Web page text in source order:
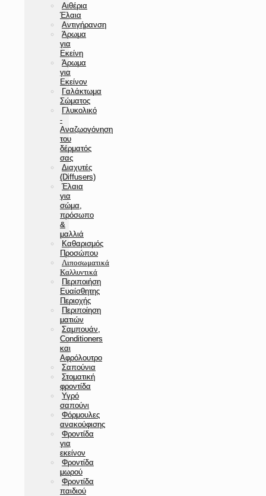
Αιθέρια
Έλαια
Αντιγήρανση
Άρωμα
για
Εκείνη
Άρωμα
για
Εκείνον
Γαλάκτωμα
Σώματος
Γλυκολικό
-
Αναζωογόνηση
του
δέρματός
σας
Διαχυτές
(Diffusers)
Έλαια
για
σώμα,
πρόσωπο
&
μαλλιά
Καθαρισμός
Προσώπου
Λιποσωματικά
Καλλυντικά
Περιποιήση
Ευαίσθητης
Περιοχής
Περιποίηση
ματιών
Σαμπουάν,
Conditioners
και
Αφρόλουτρο
Σαπούνια
Στοματική
φροντίδα
Υγρό
σαπούνι
Φόρμουλες
ανακούφισης
Φροντίδα
για
εκείνον
Φροντίδα
μωρού
Φροντίδα
παιδιού